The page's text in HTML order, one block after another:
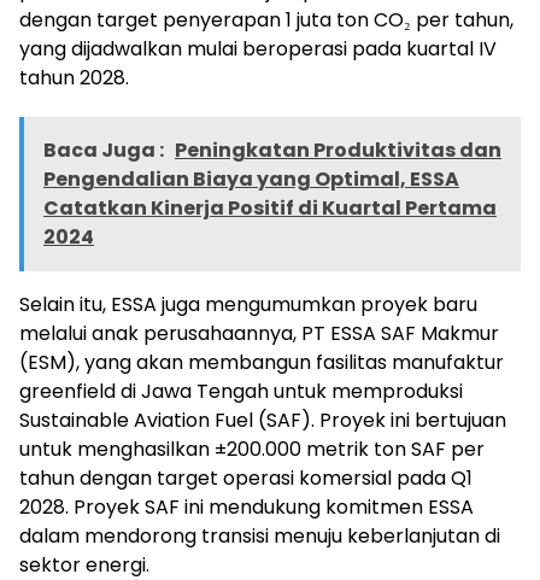
dengan target penyerapan 1 juta ton CO₂ per tahun,
yang dijadwalkan mulai beroperasi pada kuartal IV
tahun 2028.
Baca Juga : Peningkatan Produktivitas dan
Pengendalian Biaya yang Optimal, ESSA
Catatkan Kinerja Positif di Kuartal Pertama
2024
Selain itu, ESSA juga mengumumkan proyek baru
melalui anak perusahaannya, PT ESSA SAF Makmur
(ESM), yang akan membangun fasilitas manufaktur
greenfield di Jawa Tengah untuk memproduksi
Sustainable Aviation Fuel (SAF). Proyek ini bertujuan
untuk menghasilkan ±200.000 metrik ton SAF per
tahun dengan target operasi komersial pada Q1
2028. Proyek SAF ini mendukung komitmen ESSA
dalam mendorong transisi menuju keberlanjutan di
sektor energi.